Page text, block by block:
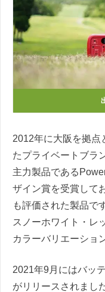
2012年に大阪を拠点
たプライベートブラ
主力製品である
ザイン賞を受賞して
も評価された製品で
スノーホワイト・レ
カラーバリエーショ
2021年9月にはバッ
がリリースされまし